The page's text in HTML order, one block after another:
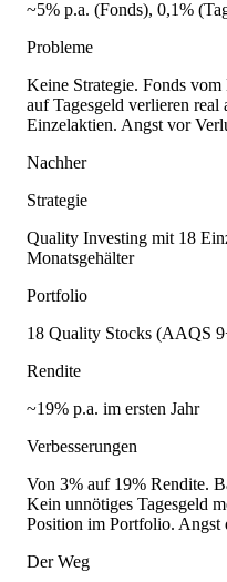
~5% p.a. (Fonds), 0,1%
Probleme
Keine Strategie. Fonds
auf Tagesgeld verlieren
Einzelaktien. Angst vor
Nachher
Strategie
Quality Investing mit 18
Monatsgehälter
Portfolio
18 Quality Stocks (AAQS
Rendite
~19% p.a. im ersten Jahr
Verbesserungen
Von 3% auf 19% Rendite.
Kein unnötiges Tagesgeld
Position im Portfolio. Angst
Der Weg